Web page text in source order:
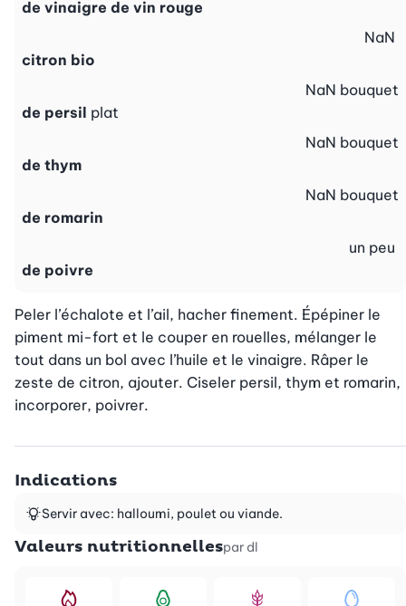
de vinaigre de vin rouge
citron bio
NaN
de persil plat
NaN bouquet
de thym
NaN bouquet
de romarin
NaN bouquet
de poivre
un peu
Peler l’échalote et l’ail, hacher finement. Épépiner le
piment mi-fort et le couper en rouelles, mélanger le
tout dans un bol avec l’huile et le vinaigre. Râper le
zeste de citron, ajouter. Ciseler persil, thym et romarin,
incorporer, poivrer.
Indications
Servir avec: halloumi, poulet ou viande.
Valeurs nutritionnellespar dl